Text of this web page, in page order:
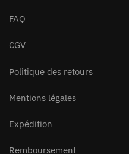
FAQ
CGV
Politique des retours
Mentions légales
Expédition
Remboursement